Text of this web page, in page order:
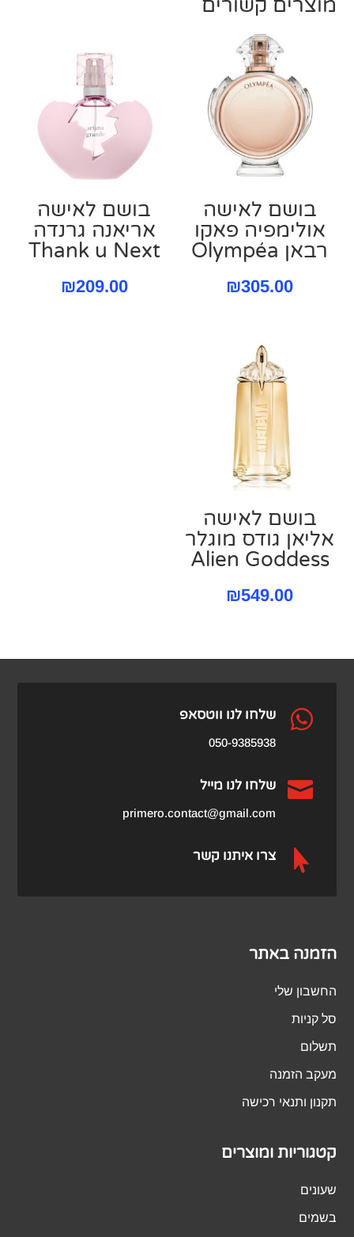
מוצרים קשורים
בושם לאישה
אולימפיה פאקו
רבאן Olympéa
₪305.00
בושם לאישה
אריאנה גרנדה
Thank u Next
₪209.00
בושם לאישה
אליאן גודס מוגלר
Alien Goddess
₪549.00
 שלחו לנו ווטסאפ
050-9385938
 שלחו לנו מייל
primero.contact@gmail.com
 צרו איתנו קשר
הזמנה באתר
החשבון שלי
סל קניות
תשלום
מעקב הזמנה
תקנון ותנאי רכישה
קטגוריות ומוצרים
שעונים
בשמים